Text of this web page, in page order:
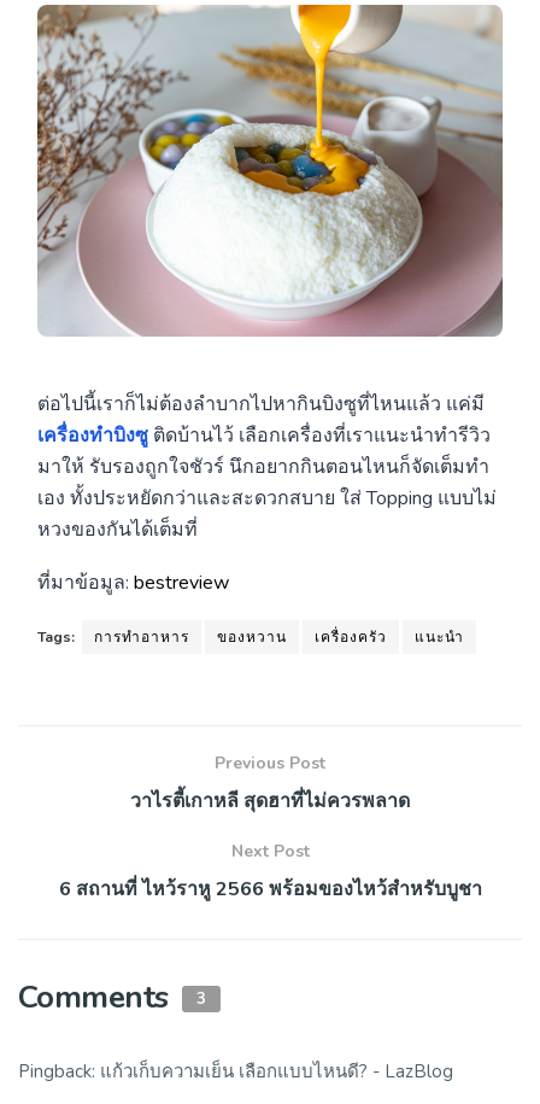
ต่อไปนี้เราก็ไม่ต้องลำบากไปหากินบิงซูที่ไหนแล้ว แค่มี
เครื่องทำบิงซู ติดบ้านไว้ เลือกเครื่องที่เราแนะนำทำรีวิว
มาให้ รับรองถูกใจชัวร์ นึกอยากกินตอนไหนก็จัดเต็มทำ
เอง ทั้งประหยัดกว่าและสะดวกสบาย ใส่ Topping แบบไม่
หวงของกันได้เต็มที่
ที่มาข้อมูล: bestreview
Tags: การทำอาหาร ของหวาน เครื่องครัว แนะนำ
Previous Post
วาไรตี้เกาหลี สุดฮาที่ไม่ควรพลาด
Next Post
6 สถานที่ ไหว้ราหู 2566 พร้อมของไหว้สำหรับบูชา
Comments 3
Pingback: แก้วเก็บความเย็น เลือกแบบไหนดี? - LazBlog